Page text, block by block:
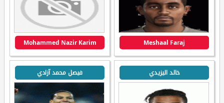
Meshaal Faraj
Mohammed Nazir Karim
خالد اليزيدي فيصل محمد آزادي